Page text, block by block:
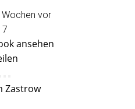
vor
7
ansehen